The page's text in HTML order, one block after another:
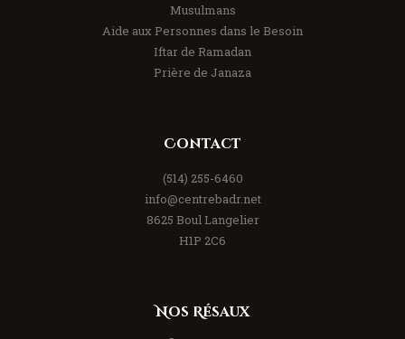
Musulmans
Aide aux Personnes dans le Besoin
Iftar de Ramadan
Prière de Janaza
Contact
(514) 255-6460
info@centrebadr.net
8625 Boul Langelier
H1P 2C6
Nos Résaux